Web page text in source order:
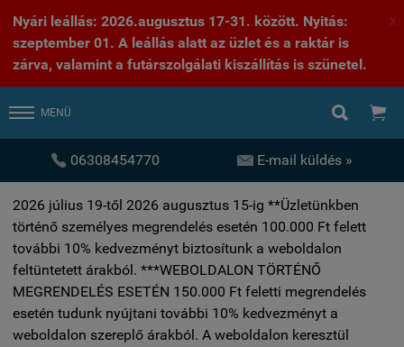
Nyári leállás: 2026.augusztus 17-31. között. Nyitás:
szeptember 01. A leállás alatt az üzlet és a raktár is
zárva, valamint a futárszolgálati kiszállítás is szünetel.
X
MENÜ  
 06308454770  E-mail küldés »
2026 július 19-től 2026 augusztus 15-ig **Üzletünkben
történő személyes megrendelés esetén 100.000 Ft felett
további 10% kedvezményt biztosítunk a weboldalon
feltüntetett árakból. ***WEBOLDALON TÖRTÉNŐ
MEGRENDELÉS ESETÉN 150.000 Ft feletti megrendelés
esetén tudunk nyújtani további 10% kedvezményt a
weboldalon szereplő árakból. A weboldalon keresztül